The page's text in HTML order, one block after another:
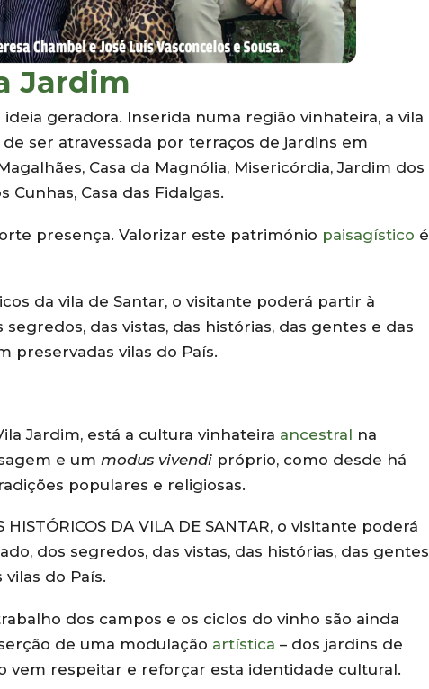
Jardim
geradora. Inserida numa região vinhateira, a vila
ser atravessada por terraços de jardins em
Casa da Magnólia, Misericórdia, Jardim dos
Cunhas, Casa das Fidalgas.
presença. Valorizar este património paisagístico é
da vila de Santar, o visitante poderá partir à
das vistas, das histórias, das gentes e das
preservadas vilas do País.
Jardim, está a cultura vinhateira ancestral na
e um modus vivendi próprio, como desde há
populares e religiosas.
HISTÓRICOS DA VILA DE SANTAR, o visitante poderá
dos segredos, das vistas, das histórias, das gentes
do País.
dos campos e os ciclos do vinho são ainda
de uma modulação artística – dos jardins de
vem respeitar e reforçar esta identidade cultural.